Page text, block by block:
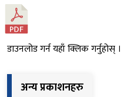
डाउनलोड गर्न यहाँ क्लिक गर्नुहोस् ।
अन्य प्रकाशनहरु